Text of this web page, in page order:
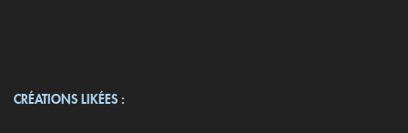
CRÉATIONS LIKÉES :